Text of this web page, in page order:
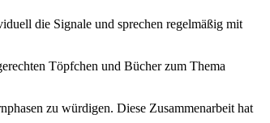
die Signale und sprechen regelmäßig mit
Töpfchen und Bücher zum Thema
zu würdigen. Diese Zusammenarbeit hat